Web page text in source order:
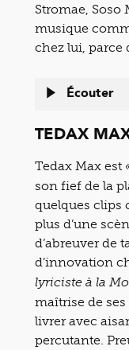
Stromae, Soso
musique
chez lui, parce
Écouter
TEDAX
Tedax Max est
son fief de la
quelques clips
plus d’une
d’abreuver de
d’innovation
lyriciste à la
maîtrise de
livrer avec
percutante.